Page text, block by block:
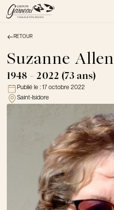
À PROPOS
NOS SERVICES
NOS PRODUITS
NOTRE ÉQUIPE
NOS SALONS
AVIS DE DÉCÈS
FAQ et mythes
Liens utiles
Témoignages
RETOUR
Suzanne Allen
1948 - 2022 (73 ans)
Publié le : 17 octobre 2022
Saint-Isidore